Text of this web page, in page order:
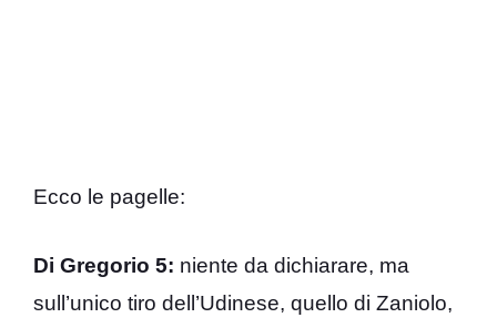
Ecco le pagelle:
Di Gregorio 5: niente da dichiarare, ma
sull’unico tiro dell’Udinese, quello di Zaniolo,